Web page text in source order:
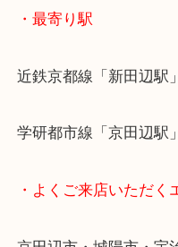
全国展開のスケール
貴金属などのお品以
近鉄京都線「新田辺